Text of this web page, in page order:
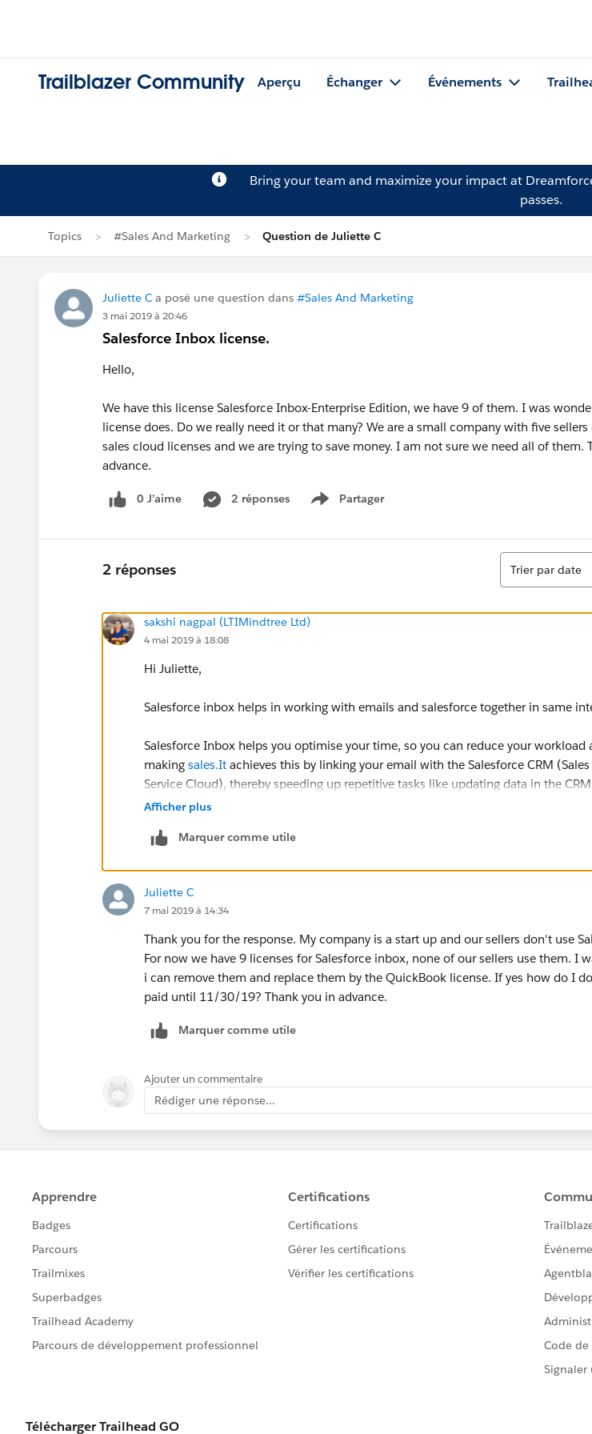
Trailblazer Community Aperçu Échanger Événements
Bring your team and maximize your impact at
passes.
Topics #Sales And Marketing Question de Juliette C
Juliette C a posé une question dans #Sales And Marketing
3 mai 2019 à 20:46
Salesforce Inbox license.
Hello,
We have this license Salesforce Inbox-Enterprise Edition, we have 9 of them. I was
license does. Do we really need it or that many? We are a small company with five sellers
sales cloud licenses and we are trying to save money. I am not sure we need all of them.
advance.
0 J’aime 2 réponses Partager
Show menu
2 réponses
Tri
Trier par date
sakshi nagpal (LTIMindtree Ltd)
4 mai 2019 à 18:08
Hi Juliette,
Salesforce inbox helps in working with emails and salesforce together in same
Salesforce Inbox helps you optimise your time, so you can reduce your workload
making sales.It achieves this by linking your email with the Salesforce CRM
Service Cloud), thereby speeding up repetitive tasks like updating data in the
planning and responding to emails.
Refer thi link-:
Also refer trailhead
https://trailhead.salesforce.com/en/content/learn/modules/lead-to-cash-sales-
adoption-with-inbox
Afficher plus
Marquer comme utile
Juliette C
7 mai 2019 à 14:34
Thank you for the response. My company is a start up and our sellers don't use
For now we have 9 licenses for Salesforce inbox, none of our sellers use them. I
i can remove them and replace them by the QuickBook license. If yes how do I
paid until 11/30/19? Thank you in advance.
Marquer comme utile
Ajouter un commentaire
Rédiger une réponse...